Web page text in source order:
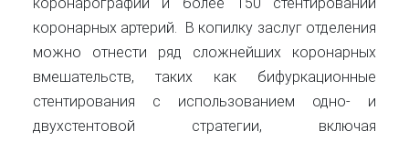
коронарографий и более 150 стентирований
коронарных артерий. В копилку заслуг отделения
можно отнести ряд сложнейших коронарных
вмешательств, таких как бифуркационные
стентирования с использованием одно- и
двухстентовой стратегии, включая